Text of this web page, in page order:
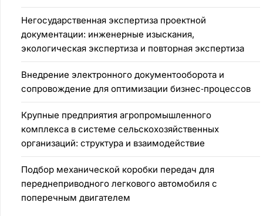
Негосударственная экспертиза проектной
документации: инженерные изыскания,
экологическая экспертиза и повторная экспертиза
Внедрение электронного документооборота и
сопровождение для оптимизации бизнес‑процессов
Крупные предприятия агропромышленного
комплекса в системе сельскохозяйственных
организаций: структура и взаимодействие
Подбор механической коробки передач для
переднеприводного легкового автомобиля с
поперечным двигателем